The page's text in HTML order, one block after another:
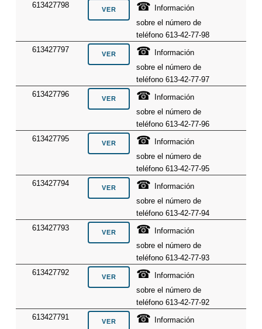
613427798
☎ Información
sobre el número de
teléfono 613-42-77-98
613427797
☎ Información
sobre el número de
teléfono 613-42-77-97
613427796
☎ Información
sobre el número de
teléfono 613-42-77-96
613427795
☎ Información
sobre el número de
teléfono 613-42-77-95
613427794
☎ Información
sobre el número de
teléfono 613-42-77-94
613427793
☎ Información
sobre el número de
teléfono 613-42-77-93
613427792
☎ Información
sobre el número de
teléfono 613-42-77-92
613427791
☎ Información